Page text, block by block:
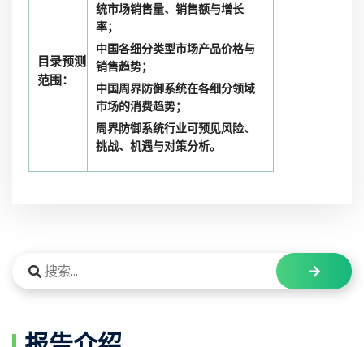
目录预测
范围：
统市场销售量、销售额与增长
率；
中国各细分类型市场产品价格与
销售趋势；
中国周界防御系统在各细分领域
市场的消费趋势；
周界防御系统行业可预见风险、
挑战、机遇与对策分析。